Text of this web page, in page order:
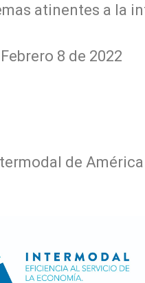
atinentes a la
8 de 2022
de América